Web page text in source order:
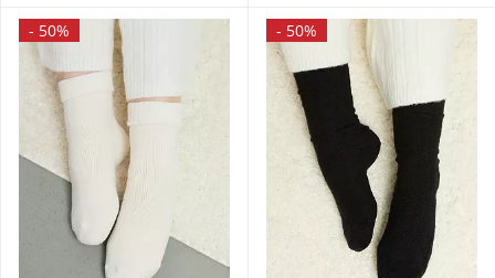
- 50% - 50%